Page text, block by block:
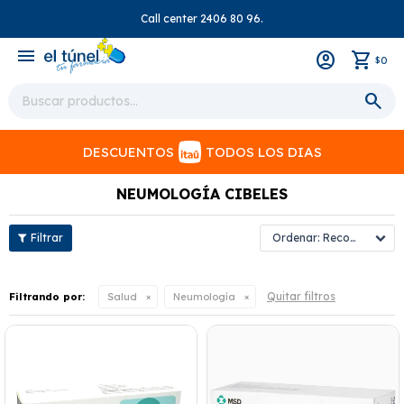
Call center 2406 80 96.
menu $0
DESCUENTOS TODOS LOS DIAS
NEUMOLOGÍA CIBELES
Recomendados
Filtrando por: Salud Neumología Quitar filtros
close